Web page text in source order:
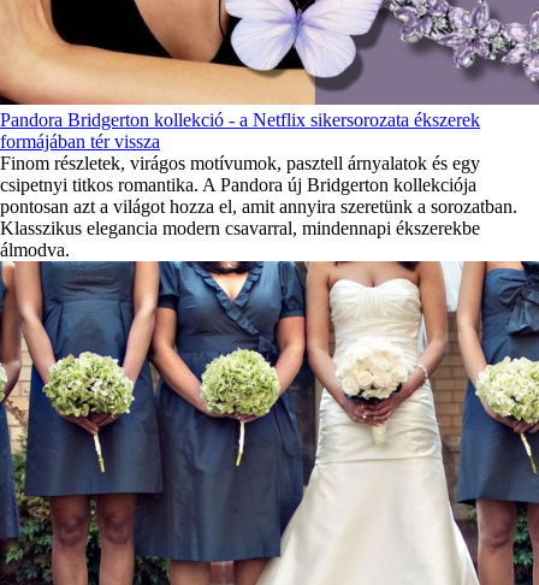
Pandora Bridgerton kollekció - a Netflix sikersorozata ékszerek
formájában tér vissza
Finom részletek, virágos motívumok, pasztell árnyalatok és egy
csipetnyi titkos romantika. A Pandora új Bridgerton kollekciója
pontosan azt a világot hozza el, amit annyira szeretünk a sorozatban.
Klasszikus elegancia modern csavarral, mindennapi ékszerekbe
álmodva.